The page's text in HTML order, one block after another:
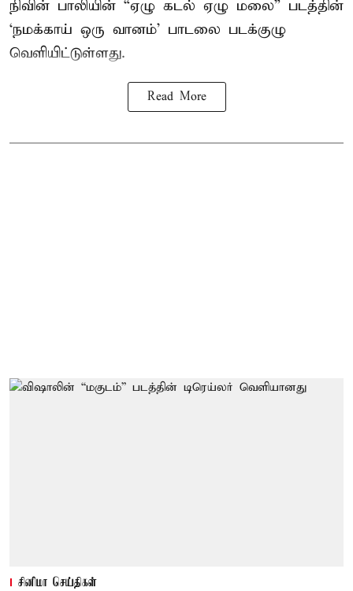
நிவின் பாலியின் “ஏழு கடல் ஏழு மலை” படத்தின்
‘நமக்காய் ஒரு வானம்’ பாடலை படக்குழு
வெளியிட்டுள்ளது.
Read More
சினிமா செய்திகள்